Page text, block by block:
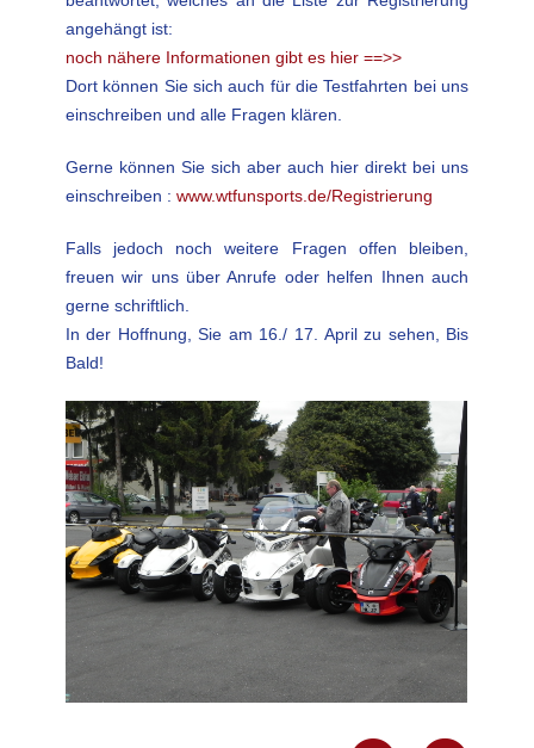
angehängt ist:
noch nähere Informationen gibt es hier ==>>
Dort können Sie sich auch für die Testfahrten bei uns
einschreiben und alle Fragen klären.
Gerne können Sie sich aber auch hier direkt bei uns
einschreiben : www.wtfunsports.de/Registrierung
Falls jedoch noch weitere Fragen offen bleiben,
freuen wir uns über Anrufe oder helfen Ihnen auch
gerne schriftlich.
In der Hoffnung, Sie am 16./ 17. April zu sehen, Bis
Bald!